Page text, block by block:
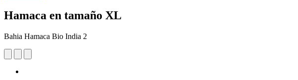
Hamaca en tamaño XL
Bahia Hamaca Bio India 2